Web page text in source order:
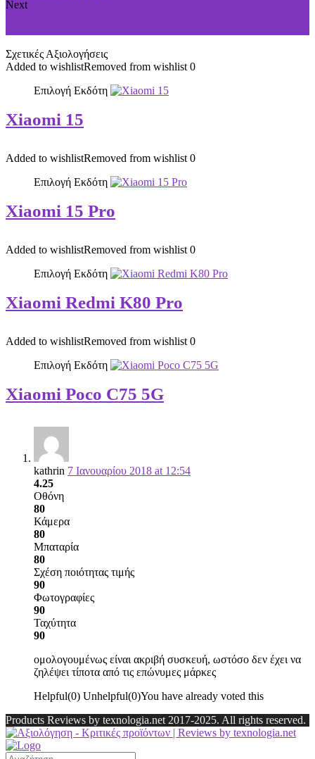
Next
Σχετικές Αξιολογήσεις
Added to wishlistRemoved from wishlist 0
Επιλογή Εκδότη
Xiaomi 15
Added to wishlistRemoved from wishlist 0
Επιλογή Εκδότη
Xiaomi 15 Pro
Added to wishlistRemoved from wishlist 0
Επιλογή Εκδότη
Xiaomi Redmi K80 Pro
Added to wishlistRemoved from wishlist 0
Επιλογή Εκδότη
Xiaomi Poco C75 5G
kathrin 7 Ιανουαρίου 2018 at 12:54
4.25
Οθόνη
80
Κάμερα
80
Μπαταρία
80
Σχέση ποιότητας τιμής
90
Φωτογραφίες
90
Ταχύτητα
90
ομολογουμένως είναι ακριβή συσκευή, ωστόσο δεν έχει να
ζηλέψει τίποτα από τις επώνυμες μάρκες
Helpful(0) Unhelpful(0)You have already voted this
Products Reviews by texnologia.net 2017-2025. All rights reserved.